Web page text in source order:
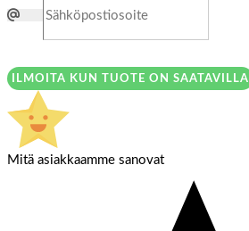
ILMOITA KUN TUOTE ON SAATAVILLA
Mitä asiakkaamme sanovat